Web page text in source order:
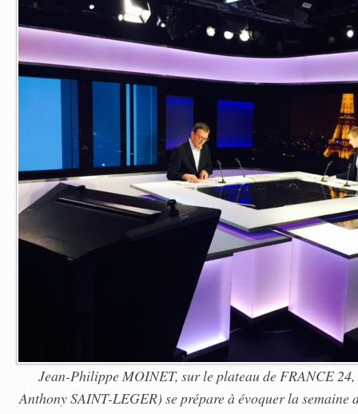
Jean-Philippe MOINET, sur le plateau de FRANCE
Anthony SAINT-LEGER) se prépare à évoquer la